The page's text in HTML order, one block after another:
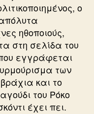
ο
ηθοποιούς,
στη σελίδα του
εγγράφεται
των
και το
του Ρόκο
έχει πει.